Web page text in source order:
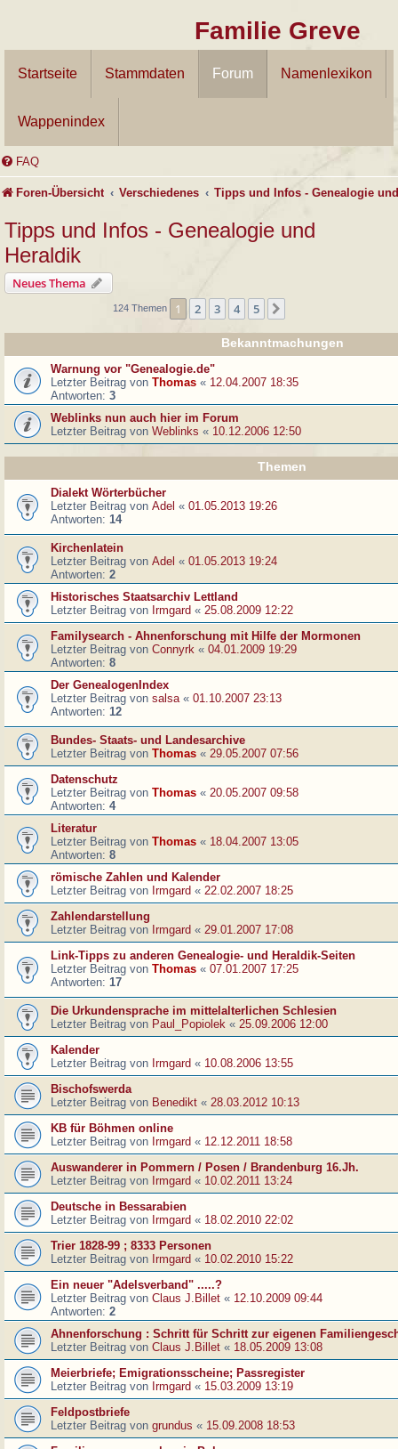
Familie Greve
Startseite Stammdaten Forum Namenlexikon
Wappenindex
FAQ
Foren-Übersicht Verschiedenes Tipps und Infos - Genealogie
Tipps und Infos - Genealogie und
Heraldik
Neues Thema
124 Themen 1 2 3 4 5
Bekanntmachungen
Warnung vor "Genealogie.de"
Letzter Beitrag von Thomas « 12.04.2007 18:35
Antworten: 3
Weblinks nun auch hier im Forum
Letzter Beitrag von Weblinks « 10.12.2006 12:50
Themen
Dialekt Wörterbücher
Letzter Beitrag von Adel « 01.05.2013 19:26
Antworten: 14
Kirchenlatein
Letzter Beitrag von Adel « 01.05.2013 19:24
Antworten: 2
Historisches Staatsarchiv Lettland
Letzter Beitrag von Irmgard « 25.08.2009 12:22
Familysearch - Ahnenforschung mit Hilfe der Mormonen
Letzter Beitrag von Connyrk « 04.01.2009 19:29
Antworten: 8
Der GenealogenIndex
Letzter Beitrag von salsa « 01.10.2007 23:13
Antworten: 12
Bundes- Staats- und Landesarchive
Letzter Beitrag von Thomas « 29.05.2007 07:56
Datenschutz
Letzter Beitrag von Thomas « 20.05.2007 09:58
Antworten: 4
Literatur
Letzter Beitrag von Thomas « 18.04.2007 13:05
Antworten: 8
römische Zahlen und Kalender
Letzter Beitrag von Irmgard « 22.02.2007 18:25
Zahlendarstellung
Letzter Beitrag von Irmgard « 29.01.2007 17:08
Link-Tipps zu anderen Genealogie- und Heraldik-Seiten
Letzter Beitrag von Thomas « 07.01.2007 17:25
Antworten: 17
Die Urkundensprache im mittelalterlichen Schlesien
Letzter Beitrag von Paul_Popiolek « 25.09.2006 12:00
Kalender
Letzter Beitrag von Irmgard « 10.08.2006 13:55
Bischofswerda
Letzter Beitrag von Benedikt « 28.03.2012 10:13
KB für Böhmen online
Letzter Beitrag von Irmgard « 12.12.2011 18:58
Auswanderer in Pommern / Posen / Brandenburg 16.Jh.
Letzter Beitrag von Irmgard « 10.02.2011 13:24
Deutsche in Bessarabien
Letzter Beitrag von Irmgard « 18.02.2010 22:02
Trier 1828-99 ; 8333 Personen
Letzter Beitrag von Irmgard « 10.02.2010 15:22
Ein neuer "Adelsverband" .....?
Letzter Beitrag von Claus J.Billet « 12.10.2009 09:44
Antworten: 2
Ahnenforschung : Schritt für Schritt zur eigenen
Letzter Beitrag von Claus J.Billet « 18.05.2009 13:08
Meierbriefe; Emigrationsscheine; Passregister
Letzter Beitrag von Irmgard « 15.03.2009 13:19
Feldpostbriefe
Letzter Beitrag von grundus « 15.09.2008 18:53